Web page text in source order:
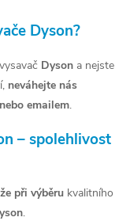
Dyson?
Dyson a nejste
neváhejte nás
emailem.
– spolehlivost
při výběru kvalitního
.